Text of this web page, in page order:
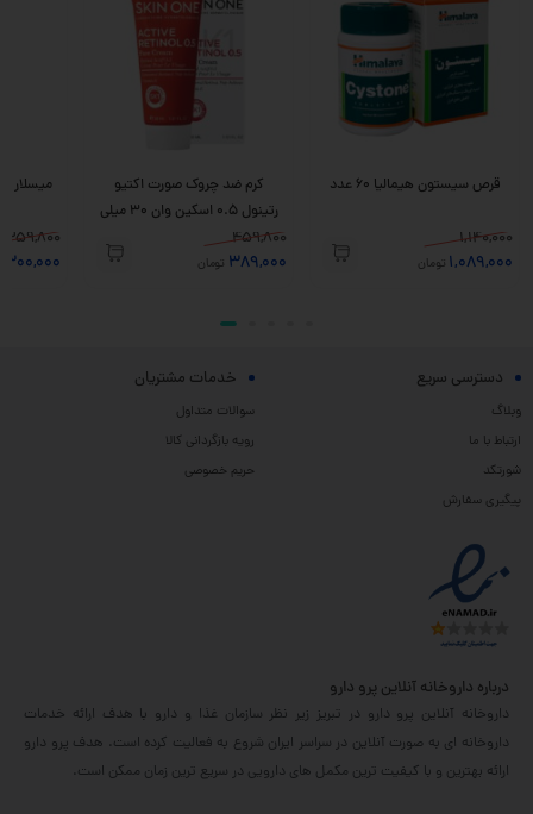
قرص سیستون هیمالیا 60 عدد
1,140,000
1,089,000 تومان
کرم ضد چروک صورت اکتیو
رتینول 0.5 اسکین وان 30 میلی
459,800
389,000 تومان
میسلار
359,800
300,000
دسترسی سریع
وبلاگ
ارتباط با ما
شورتکد
پیگیری سفارش
خدمات مشتریان
سوالات متداول
رویه بازگردانی کالا
حریم خصوصی
درباره داروخانه آنلاین پرو دارو
داروخانه آنلاین پرو دارو در تبریز زیر نظر سازمان غذا و دارو با هدف ارائه خدمات
داروخانه ای به صورت آنلاین در سراسر ایران شروع به فعالیت کرده است. هدف پرو دارو
ارائه بهترین و با کیفیت ترین مکمل های دارویی در سریع ترین زمان ممکن است.